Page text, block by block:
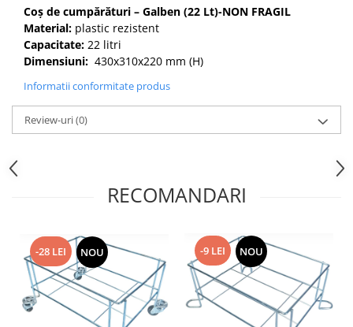
Coș de cumpărături – Galben (22 Lt)-NON FRAGIL
Material: plastic rezistent
Capacitate: 22 litri
Dimensiuni: 430x310x220 mm (H)
Informatii conformitate produs
Review-uri(0)
RECOMANDARI
-28 LEI NOU -9 LEI NOU